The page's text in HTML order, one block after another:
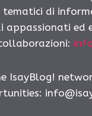
di
ed
IsayBlog!